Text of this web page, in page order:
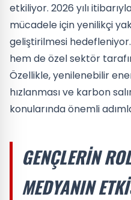
etkiliyor. 2026 yılı
mücadele için yenilikçi
geliştirilmesi
hem de özel sektör
Özellikle, yenilenebilir
hızlanması ve karbon
konularında önemli
GENÇLERIN
MEDYANIN